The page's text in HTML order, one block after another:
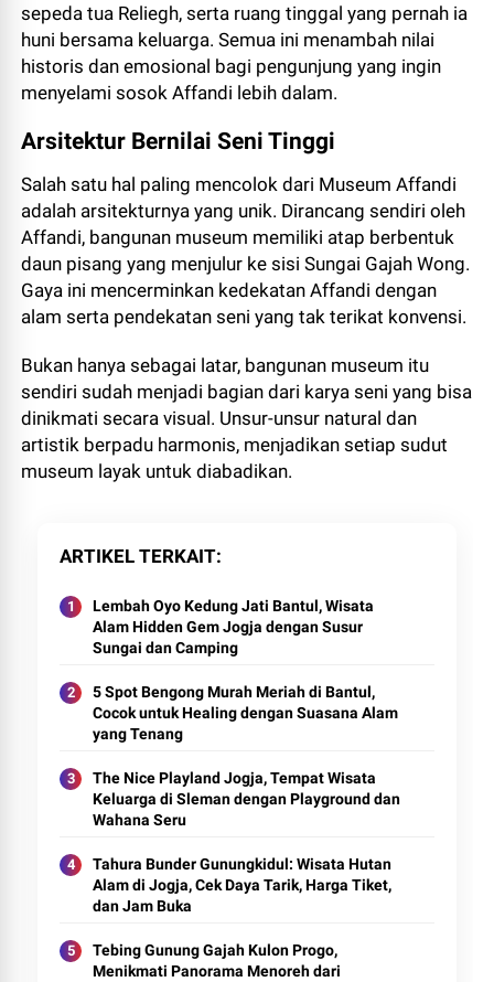
sepeda tua Reliegh, serta ruang tinggal yang pernah ia
huni bersama keluarga. Semua ini menambah nilai
historis dan emosional bagi pengunjung yang ingin
menyelami sosok Affandi lebih dalam.
Arsitektur Bernilai Seni Tinggi
Salah satu hal paling mencolok dari Museum Affandi
adalah arsitekturnya yang unik. Dirancang sendiri oleh
Affandi, bangunan museum memiliki atap berbentuk
daun pisang yang menjulur ke sisi Sungai Gajah Wong.
Gaya ini mencerminkan kedekatan Affandi dengan
alam serta pendekatan seni yang tak terikat konvensi.
Bukan hanya sebagai latar, bangunan museum itu
sendiri sudah menjadi bagian dari karya seni yang bisa
dinikmati secara visual. Unsur-unsur natural dan
artistik berpadu harmonis, menjadikan setiap sudut
museum layak untuk diabadikan.
ARTIKEL TERKAIT
Lembah Oyo Kedung Jati Bantul, Wisata
Alam Hidden Gem Jogja dengan Susur
Sungai dan Camping
5 Spot Bengong Murah Meriah di Bantul,
Cocok untuk Healing dengan Suasana Alam
yang Tenang
The Nice Playland Jogja, Tempat Wisata
Keluarga di Sleman dengan Playground dan
Wahana Seru
Tahura Bunder Gunungkidul: Wisata Hutan
Alam di Jogja, Cek Daya Tarik, Harga Tiket,
dan Jam Buka
Tebing Gunung Gajah Kulon Progo,
Menikmati Panorama Menoreh dari